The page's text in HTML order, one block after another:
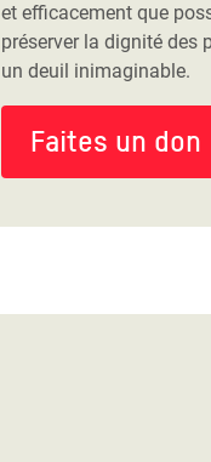
et efficacement que
préserver la dignité des
un deuil inimaginable.
Faites un don